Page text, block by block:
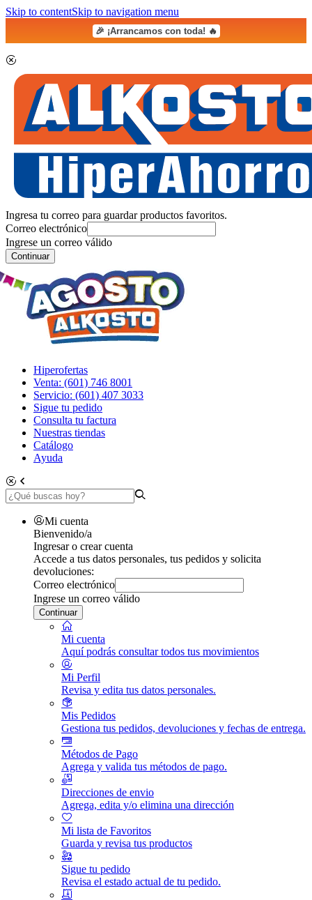
Skip to contentSkip to navigation menu
🎉 ¡Arrancamos con toda! 🔥
Ingresa tu correo para guardar productos favoritos.
Correo electrónico
Ingrese un correo válido
Continuar
Hiperofertas
Venta: (601) 746 8001
Servicio: (601) 407 3033
Sigue tu pedido
Consulta tu factura
Nuestras tiendas
Catálogo
Ayuda
Mi cuenta
Bienvenido/a
Ingresar o crear cuenta
Accede a tus datos personales, tus pedidos y solicita
devoluciones:
Correo electrónico
Ingrese un correo válido
Continuar
Mi cuenta
Aquí podrás consultar todos tus movimientos
Mi Perfil
Revisa y edita tus datos personales.
Mis Pedidos
Gestiona tus pedidos, devoluciones y fechas de entrega.
Métodos de Pago
Agrega y valida tus métodos de pago.
Direcciones de envio
Agrega, edita y/o elimina una dirección
Mi lista de Favoritos
Guarda y revisa tus productos
Sigue tu pedido
Revisa el estado actual de tu pedido.